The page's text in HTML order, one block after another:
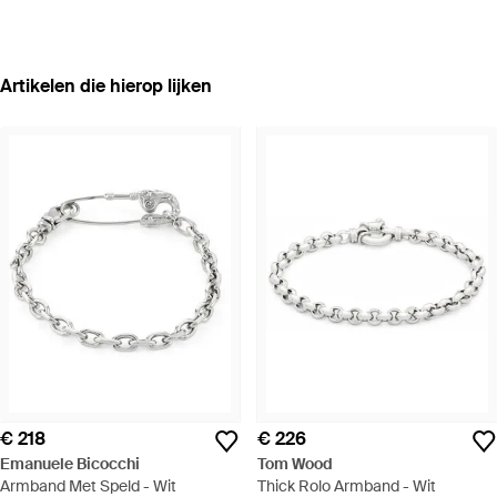
Artikelen die hierop lijken
€ 218
Emanuele Bicocchi
Armband Met Speld - Wit
€ 226
Tom Wood
Thick Rolo Armband - Wit